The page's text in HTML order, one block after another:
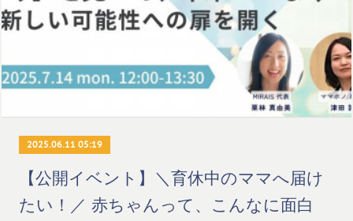
2025.06.11 05:19
【公開イベント】＼育休中のママへ届け
たい！／ 赤ちゃんって、こんなに面白